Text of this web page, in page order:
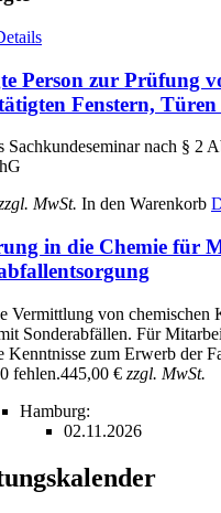
Person zur Prüfung
Fenstern,
Sachkundeseminar nach § 2
MwSt. In den Warenkorb
in die Chemie für
Vermittlung von chemischen
Sonderabfällen. Für
Kenntnisse zum Erwerb der
fehlen.445,00 € zzgl. MwSt.
Hamburg:
02.11.2026